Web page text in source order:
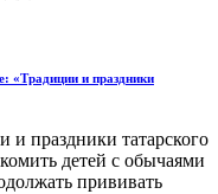
«Традиции и праздники
и праздники татарского
детей с обычаями
прививать